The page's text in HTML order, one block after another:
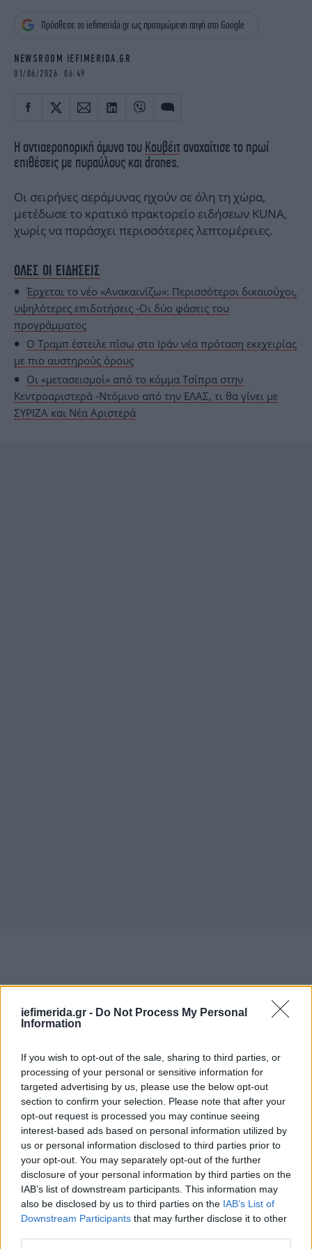
iefimerida.gr - Do Not Process My Personal
Information
If you wish to opt-out of the sale, sharing to third parties, or
processing of your personal or sensitive information for
targeted advertising by us, please use the below opt-out
section to confirm your selection. Please note that after your
opt-out request is processed you may continue seeing
interest-based ads based on personal information utilized by
us or personal information disclosed to third parties prior to
your opt-out. You may separately opt-out of the further
disclosure of your personal information by third parties on the
IAB’s list of downstream participants. This information may
also be disclosed by us to third parties on the IAB’s List of
Downstream Participants that may further disclose it to other
OSCARS
THE OCEAN
Πρόσθεσε το iefimerida.gr ως προτιμώμενη πηγή στη Google
NEWSROOM IEFIMERIDA.GR
01/06/2026 06:49
Η αντιαεροπορική άμυνα του Κουβέιτ αναχαίτισε το πρωί
επιθέσεις με πυραύλους και drones.
Οι σειρήνες αεράμυνας ηχούν σε όλη τη χώρα,
μετέδωσε το κρατικό πρακτορείο ειδήσεων KUNA,
χωρίς να παράσχει περισσότερες λεπτομέρειες.
ΟΛΕΣ ΟΙ ΕΙΔΗΣΕΙΣ
Έρχεται το νέο «Ανακαινίζω»: Περισσότεροι δικαιούχοι,
υψηλότερες επιδοτήσεις -Οι δύο φάσεις του
προγράμματος
Ο Τραμπ έστειλε πίσω στο Ιράν νέα πρόταση εκεχειρίας
με πιο αυστηρούς όρους
Οι «μετασεισμοί» από το κόμμα Τσίπρα στην
Κεντροαριστερά -Ντόμινο από την ΕΛΑΣ, τι θα γίνει με
ΣΥΡΙΖΑ και Νέα Αριστερά